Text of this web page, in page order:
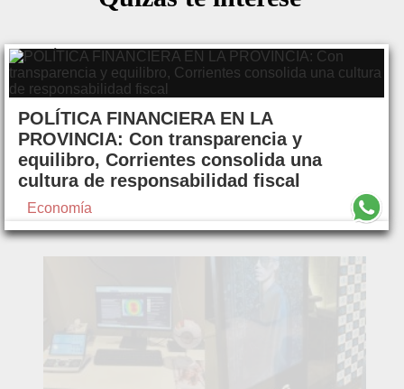
POLÍTICA FINANCIERA EN LA
PROVINCIA: Con transparencia y
equilibro, Corrientes consolida una
cultura de responsabilidad fiscal
Economía